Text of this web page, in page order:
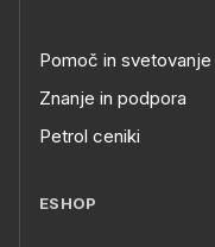
Pomoč in svetovanje
Znanje in podpora
Petrol ceniki
ESHOP